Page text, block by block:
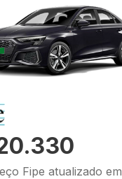
Fipe atualizado em